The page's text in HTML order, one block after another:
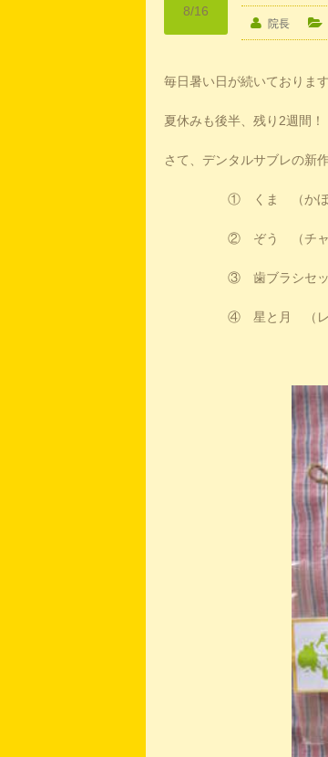
8/16
院長
毎日暑い日が続いておりま
夏休みも後半、残り2週間
さて、デンタルサブレの
① くま （かぼち
② ぞう （チャ
③ 歯ブラシセット
④ 星と